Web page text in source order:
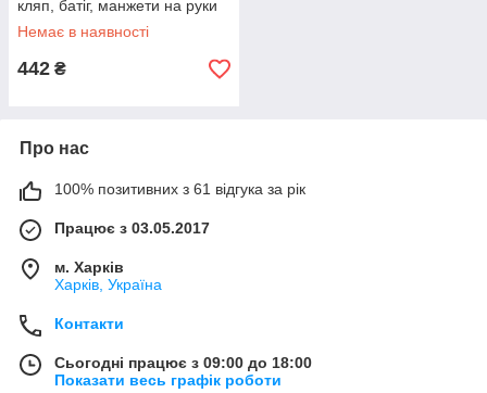
кляп, батіг, манжети на руки
та ноги з м'яким хутром,
нашийник, затискачі
Немає в наявності
442 ₴
Про нас
100% позитивних з 61 відгука за рік
Працює з 03.05.2017
м. Харків
Харків, Україна
Контакти
Сьогодні працює з 09:00 до 18:00
Показати весь графік роботи